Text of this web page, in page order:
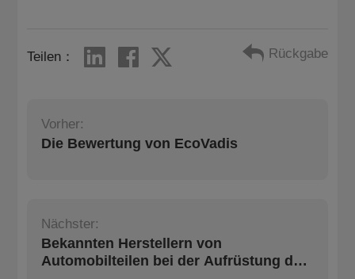
Teilen： Rückgabe
Vorher:
Die Bewertung von EcoVadis
Nächster:
Bekannten Herstellern von
Automobilteilen bei der Aufrüstung der